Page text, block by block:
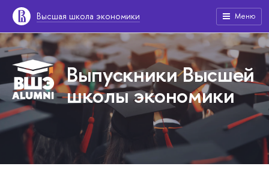
Высшая школа экономики Меню
Выпускники Высшей
школы экономики